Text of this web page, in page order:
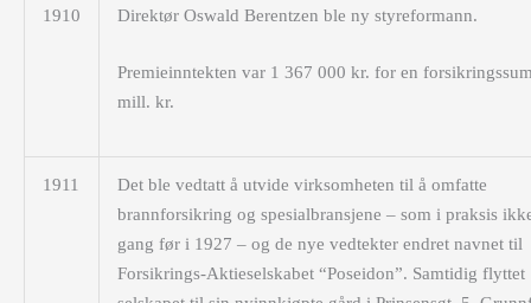
1910 Direktør Oswald Berentzen ble ny styreformann.
Premieinntekten var 1 367 000 kr. for en
mill. kr.
1911
Det ble vedtatt å utvide virksomheten til å omfatte
brannforsikring og spesialbransjene – som i praksis
gang før i 1927 – og de nye vedtekter endret navnet til
Forsikrings-Aktieselskabet “Poseidon”. Samtidig flyttet